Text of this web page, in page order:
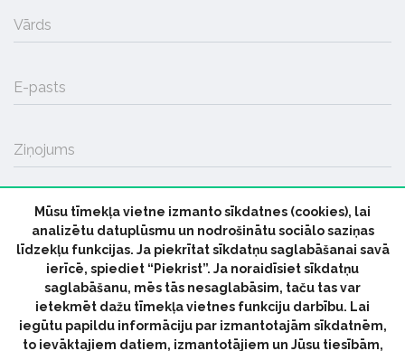
Vārds
E-pasts
Ziņojums
SŪTĪT
© 2026 parmuziku.lv, visas tiesības paturētas
Mūsu tīmekļa vietne izmanto sīkdatnes (cookies), lai
analizētu datuplūsmu un nodrošinātu sociālo saziņas
līdzekļu funkcijas. Ja piekrītat sīkdatņu saglabāšanai savā
ierīcē, spiediet “Piekrist”. Ja noraidīsiet sīkdatņu
saglabāšanu, mēs tās nesaglabāsim, taču tas var
ietekmēt dažu tīmekļa vietnes funkciju darbību. Lai
iegūtu papildu informāciju par izmantotajām sīkdatnēm,
to ievāktajiem datiem, izmantotājiem un Jūsu tiesībām,